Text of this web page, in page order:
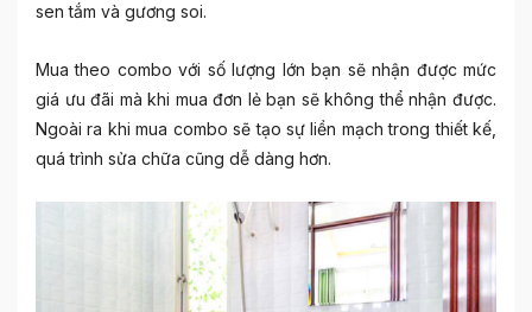
sen tắm và gương soi.
Mua theo combo với số lượng lớn bạn sẽ nhận được mức
giá ưu đãi mà khi mua đơn lẻ bạn sẽ không thể nhận được.
Ngoài ra khi mua combo sẽ tạo sự liền mạch trong thiết kế,
quá trình sửa chữa cũng dễ dàng hơn.